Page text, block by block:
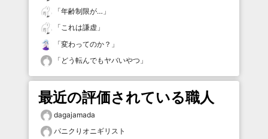
「年齢制限が… 」
「これは謙虚 」
「変わってのか？ 」
「 どう転んでもヤバいやつ 」
最近の評価されている職人
dagajamada
パニクりオニギリスト